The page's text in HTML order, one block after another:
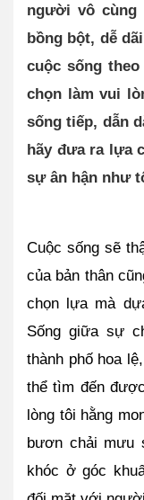
người vô cùng
bồng bột, dễ
cuộc sống
chọn làm vui
sống tiếp, dẫn
hãy đưa ra lựa
sự ân hận như
Cuộc sống sẽ
của bản thân
chọn lựa mà
Sống giữa sự
thành phố hoa
thể tìm đến
lòng tôi hằng
bươn chải mưu
khóc ở góc